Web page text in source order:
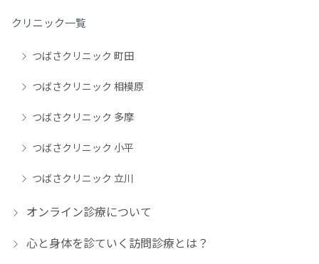
クリニック一覧
つばさクリニック 町田
つばさクリニック 相模原
つばさクリニック 多摩
つばさクリニック 小平
つばさクリニック 立川
オンライン診療について
心と身体を診ていく訪問診療とは？